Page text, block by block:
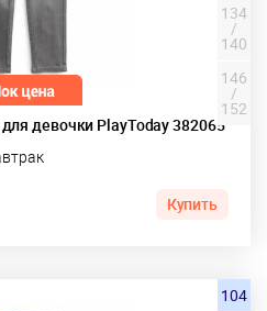
девочки PlayToday 382065
134
/
140
146
/
152
Купить
104